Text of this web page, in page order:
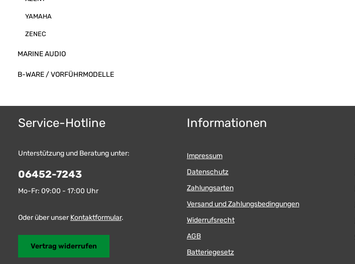
YAMAHA
ZENEC
MARINE AUDIO
B-WARE / VORFÜHRMODELLE
Service-Hotline
Unterstützung und Beratung unter:
06452-7243
Mo-Fr: 09:00 - 17:00 Uhr
Oder über unserKontaktformular.
Vertrag widerrufen
Informationen
Impressum
Datenschutz
Zahlungsarten
Versand und Zahlungsbedingungen
Widerrufsrecht
AGB
Batteriegesetz